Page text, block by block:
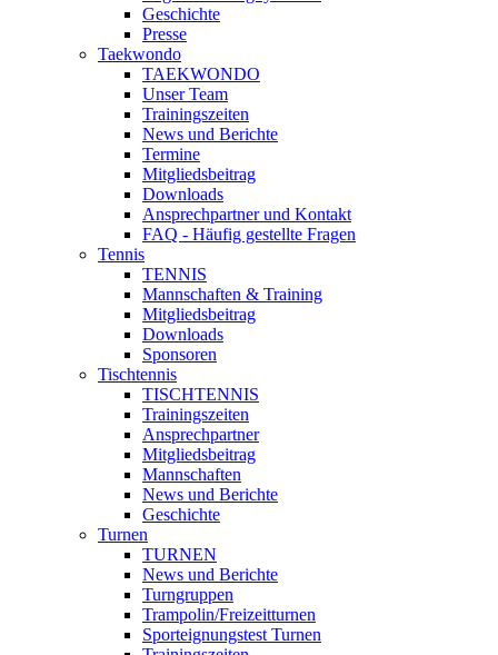
Geschichte
Presse
Taekwondo
TAEKWONDO
Unser Team
Trainingszeiten
News und Berichte
Termine
Mitgliedsbeitrag
Downloads
Ansprechpartner und Kontakt
FAQ - Häufig gestellte Fragen
Tennis
TENNIS
Mannschaften & Training
Mitgliedsbeitrag
Downloads
Sponsoren
Tischtennis
TISCHTENNIS
Trainingszeiten
Ansprechpartner
Mitgliedsbeitrag
Mannschaften
News und Berichte
Geschichte
Turnen
TURNEN
News und Berichte
Turngruppen
Trampolin/Freizeitturnen
Sporteignungstest Turnen